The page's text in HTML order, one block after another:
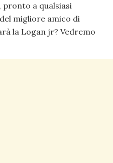
pronto a qualsiasi
migliore amico di
la Logan jr? Vedremo